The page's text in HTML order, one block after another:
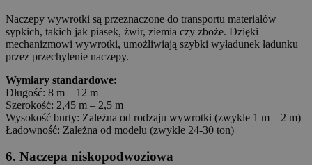
Naczepy wywrotki są przeznaczone do transportu materiałów
sypkich, takich jak piasek, żwir, ziemia czy zboże. Dzięki
mechanizmowi wywrotki, umożliwiają szybki wyładunek ładunku
przez przechylenie naczepy.
Wymiary standardowe:
Długość: 8 m – 12 m
Szerokość: 2,45 m – 2,5 m
Wysokość burty: Zależna od rodzaju wywrotki (zwykle 1 m – 2 m)
Ładowność: Zależna od modelu (zwykle 24-30 ton)
6. Naczepa niskopodwoziowa